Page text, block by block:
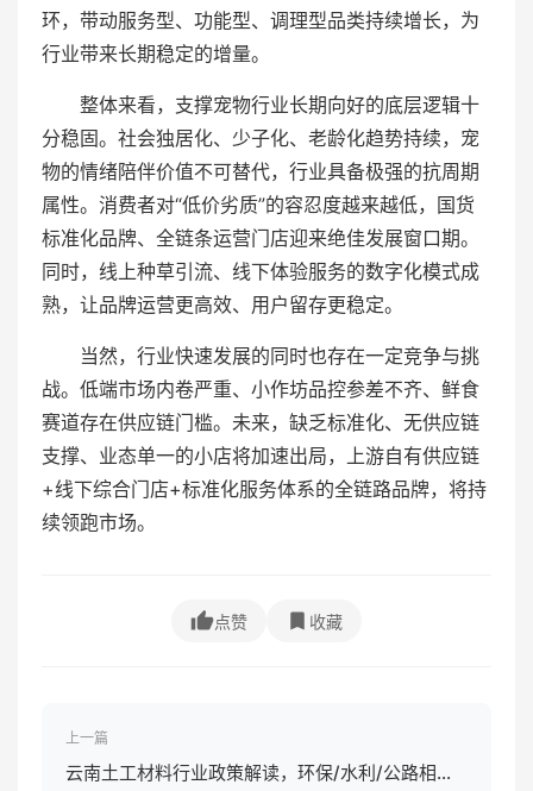
环，带动服务型、功能型、调理型品类持续增长，为
行业带来长期稳定的增量。
整体来看，支撑宠物行业长期向好的底层逻辑十
分稳固。社会独居化、少子化、老龄化趋势持续，宠
物的情绪陪伴价值不可替代，行业具备极强的抗周期
属性。消费者对“低价劣质”的容忍度越来越低，国货
标准化品牌、全链条运营门店迎来绝佳发展窗口期。
同时，线上种草引流、线下体验服务的数字化模式成
熟，让品牌运营更高效、用户留存更稳定。
当然，行业快速发展的同时也存在一定竞争与挑
战。低端市场内卷严重、小作坊品控参差不齐、鲜食
赛道存在供应链门槛。未来，缺乏标准化、无供应链
支撑、业态单一的小店将加速出局，上游自有供应链
+线下综合门店+标准化服务体系的全链路品牌，将持
续领跑市场。
点赞 收藏
上一篇
云南土工材料行业政策解读，环保/水利/公路相关